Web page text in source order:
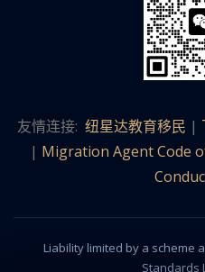
友情连接: 纽星达教育移民 |
| Migration Agent Code
Liability limited by a
Standards